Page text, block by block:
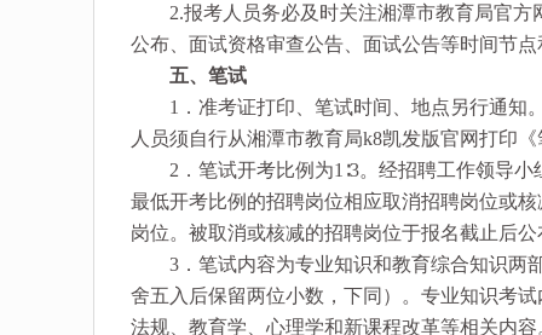
2.报考人员务必及时关注湘潭市教育局官方
公布、面试资格审查公告、面试公告等时间节
五、笔试
1．准考证打印、笔试时间、地点另行通知。
人员须自行从湘潭市教育局k8凯发版官网打印
2．笔试开考比例为1∶3。经招聘工作领导小
最低开考比例的招聘岗位相应取消招聘岗位或
岗位。被取消或核减的招聘岗位于报名截止后公
3．笔试内容为专业知识和教育综合知识两部
舍五入后保留两位小数，下同）。专业知识考
法规、教育学、心理学和新课程改革等相关内